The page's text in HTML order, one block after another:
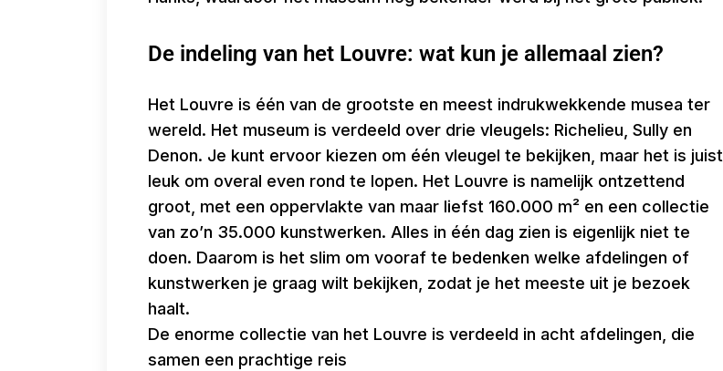
De indeling van het Louvre: wat kun je allemaal zien?
Het Louvre is één van de grootste en meest indrukwekkende musea ter
wereld. Het museum is verdeeld over drie vleugels: Richelieu, Sully en
Denon. Je kunt ervoor kiezen om één vleugel te bekijken, maar het is juist
leuk om overal even rond te lopen. Het Louvre is namelijk ontzettend
groot, met een oppervlakte van maar liefst 160.000 m² en een collectie
van zo’n 35.000 kunstwerken. Alles in één dag zien is eigenlijk niet te
doen. Daarom is het slim om vooraf te bedenken welke afdelingen of
kunstwerken je graag wilt bekijken, zodat je het meeste uit je bezoek
haalt.
De enorme collectie van het Louvre is verdeeld in acht afdelingen, die
samen een prachtige reis